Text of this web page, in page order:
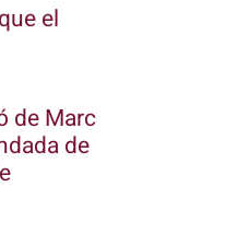
el
de Marc
de